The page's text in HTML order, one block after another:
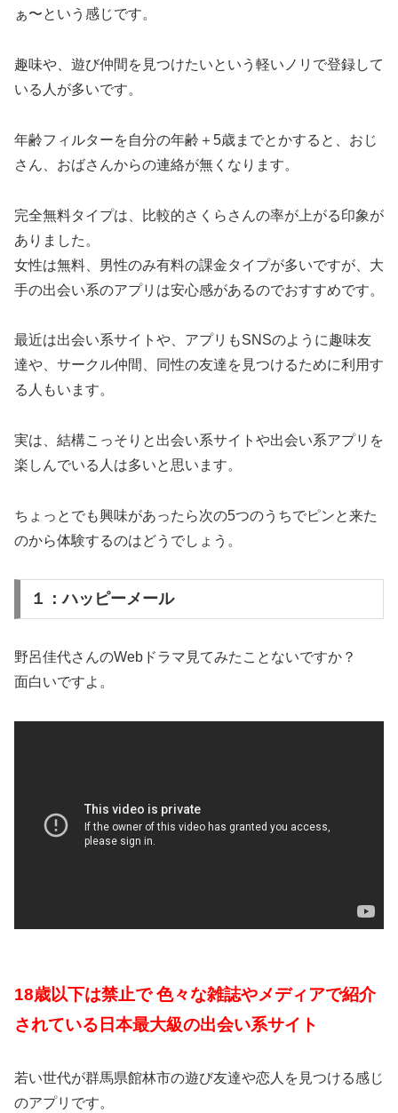
ぁ〜という感じです。
趣味や、遊び仲間を見つけたいという軽いノリで登録して
いる人が多いです。
年齢フィルターを自分の年齢＋5歳までとかすると、おじ
さん、おばさんからの連絡が無くなります。
完全無料タイプは、比較的さくらさんの率が上がる印象が
ありました。
女性は無料、男性のみ有料の課金タイプが多いですが、大
手の出会い系のアプリは安心感があるのでおすすめです。
最近は出会い系サイトや、アプリもSNSのように趣味友
達や、サークル仲間、同性の友達を見つけるために利用す
る人もいます。
実は、結構こっそりと出会い系サイトや出会い系アプリを
楽しんでいる人は多いと思います。
ちょっとでも興味があったら次の5つのうちでピンと来た
のから体験するのはどうでしょう。
１：ハッピーメール
野呂佳代さんのWebドラマ見てみたことないですか？
面白いですよ。
18歳以下は禁止で 色々な雑誌やメディアで紹介
されている日本最大級の出会い系サイト
若い世代が群馬県館林市の遊び友達や恋人を見つける感じ
のアプリです。